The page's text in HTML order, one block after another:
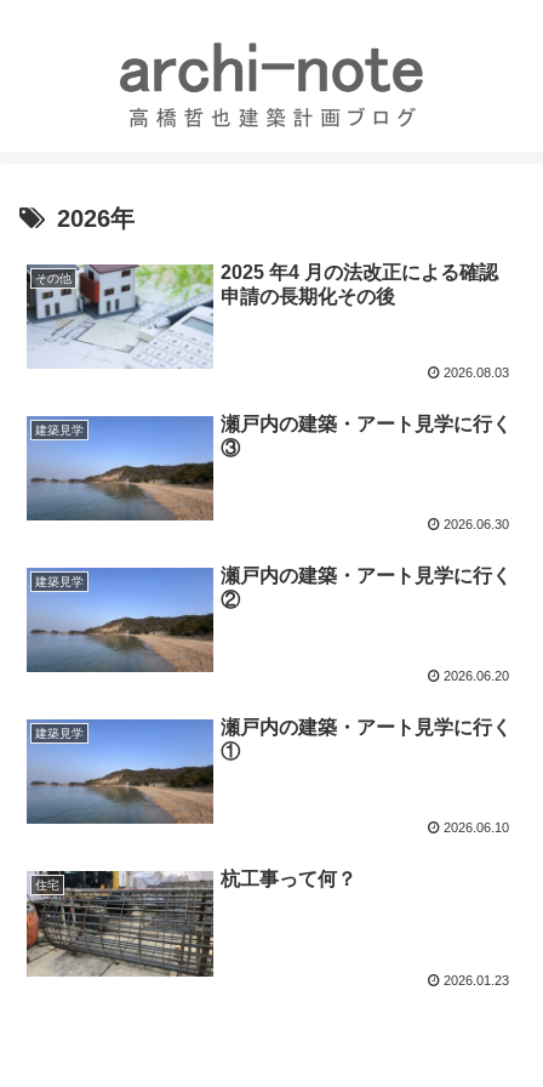
2026年
その他
2025 年4 月の法改正による確認
申請の長期化その後
2026.08.03
建築見学
瀬戸内の建築・アート見学に行く
③
2026.06.30
建築見学
瀬戸内の建築・アート見学に行く
②
2026.06.20
建築見学
瀬戸内の建築・アート見学に行く
①
2026.06.10
住宅 杭工事って何？
2026.01.23